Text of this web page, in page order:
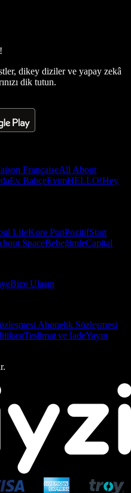
dikey diziler ve yapay zekâ
dik tutun.
FrançaiseAll About
Ev BahçeEvimHELLO!Hey
LifeKore PopPozitifStart
SpaceBebeğimleCapital
Bize Ulaşın
Abonelik Sözleşmesi
Teslimat ve İadeYayın